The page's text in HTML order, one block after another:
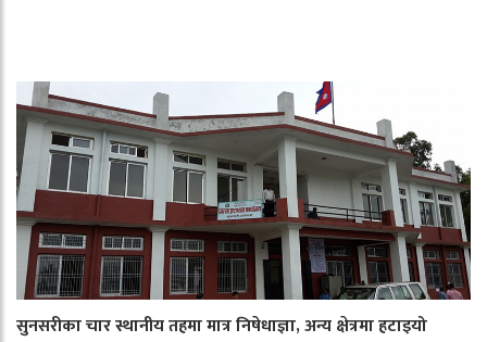
सुनसरीका चार स्थानीय तहमा मात्र निषेधाज्ञा, अन्य क्षेत्रमा हटाइयो